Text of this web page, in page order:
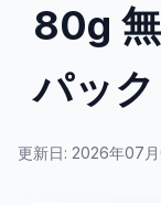
80g
パッ
更新日: 2026年07